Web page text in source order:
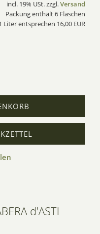
incl. 19% USt. zzgl.Versand
Packung enthält 6 Flaschen
Liter entsprechen 16,00 EUR
d'ASTI